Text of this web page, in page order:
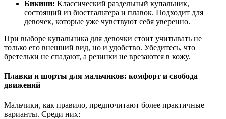
Бикини: Классический раздельный купальник,
состоящий из бюстгальтера и плавок. Подходит для
девочек, которые уже чувствуют себя уверенно.
При выборе купальника для девочки стоит учитывать не
только его внешний вид, но и удобство. Убедитесь, что
бретельки не спадают, а резинки не врезаются в кожу.
Плавки и шорты для мальчиков: комфорт и свобода
движений
Мальчики, как правило, предпочитают более практичные
варианты. Среди них: